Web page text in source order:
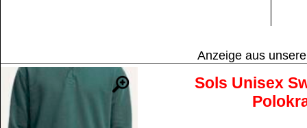
Anzeige aus
Sols Unisex